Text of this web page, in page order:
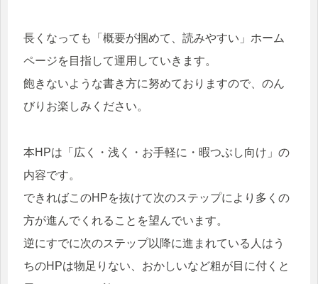
長くなっても「概要が掴めて、読みやすい」ホーム
ページを目指して運用していきます。
飽きないような書き方に努めておりますので、のん
びりお楽しみください。
本HPは「広く・浅く・お手軽に・暇つぶし向け」の
内容です。
できればこのHPを抜けて次のステップにより多くの
方が進んでくれることを望んでいます。
逆にすでに次のステップ以降に進まれている人はう
ちのHPは物足りない、おかしいなど粗が目に付くと